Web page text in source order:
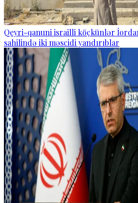
Qeyri-qanuni israilli köçkünlər
sahilində iki məscidi yandırıblar